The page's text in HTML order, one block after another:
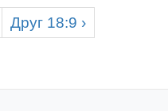
Друг 18:9 ›